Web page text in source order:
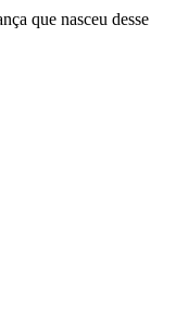
que nasceu desse